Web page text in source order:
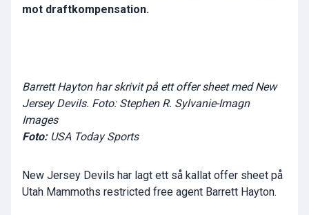
mot draftkompensation.
Barrett Hayton har skrivit på ett offer sheet med New
Jersey Devils. Foto: Stephen R. Sylvanie-Imagn
Images
Foto: USA Today Sports
New Jersey Devils har lagt ett så kallat offer sheet på
Utah Mammoths restricted free agent Barrett Hayton.